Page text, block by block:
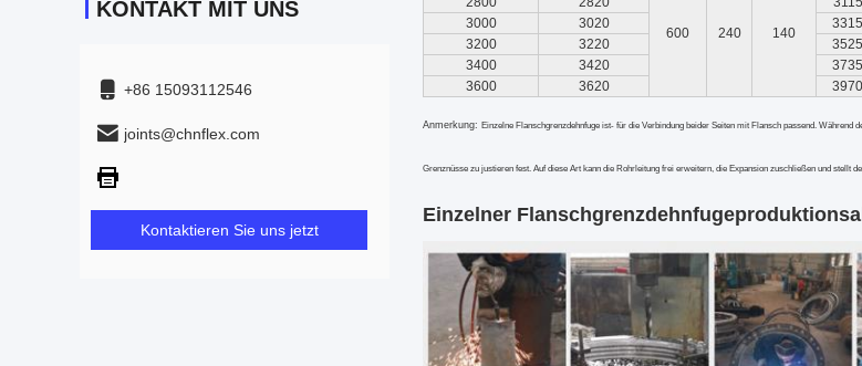
KONTAKT MIT UNS
+86 15093112546
joints@chnflex.com
Kontaktieren Sie uns jetzt
600 240 140
3000
3020 3315
3200
3220 3525
3400
3420 3735
3600
3620 3970
Anmerkung: Einzelne Flanschgrenzdehnfuge ist- für die Verbindung beider Seiten mit Flansch passend. Während
Grenznüsse zu justieren fest. Auf diese Art kann die Rohrleitung frei erweitern, die Expansion zuschließen und stellt
Einzelner Flanschgrenzdehnfuge